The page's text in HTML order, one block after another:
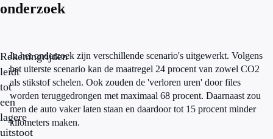
onderzoek
Rekeningrijden
leidt
tot
een
lagere
uitstoot
In het onderzoek zijn verschillende scenario's uitgewerkt. Volgens
het uiterste scenario kan de maatregel 24 procent van zowel CO2
als stikstof schelen. Ook zouden de 'verloren uren' door files
worden teruggedrongen met maximaal 68 procent. Daarnaast zou
men de auto vaker laten staan en daardoor tot 15 procent minder
kilometers maken.